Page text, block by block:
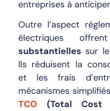
entreprises à
Outre l’aspect
électriques
substantielles sur
Ils réduisent la
et les frais
mécanismes
TCO (Total Cost